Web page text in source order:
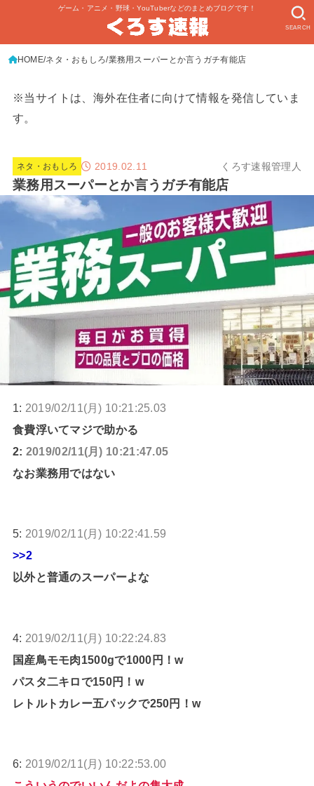
ゲーム・アニメ・野球・YouTuberなどのまとめブログです！
SEARCH
HOME ネタ・おもしろ 業務用スーパーとか言うガチ有能店
※当サイトは、海外在住者に向けて情報を発信していま
す。
ネタ・おもしろ 2019.02.11 くろす速報管理人
業務用スーパーとか言うガチ有能店
1: 2019/02/11(月) 10:21:25.03
食費浮いてマジで助かる
2: 2019/02/11(月) 10:21:47.05
なお業務用ではない
5: 2019/02/11(月) 10:22:41.59
>>2
以外と普通のスーパーよな
4: 2019/02/11(月) 10:22:24.83
国産鳥モモ肉1500gで1000円！w
パスタ二キロで150円！w
レトルトカレー五パックで250円！w
6: 2019/02/11(月) 10:22:53.00